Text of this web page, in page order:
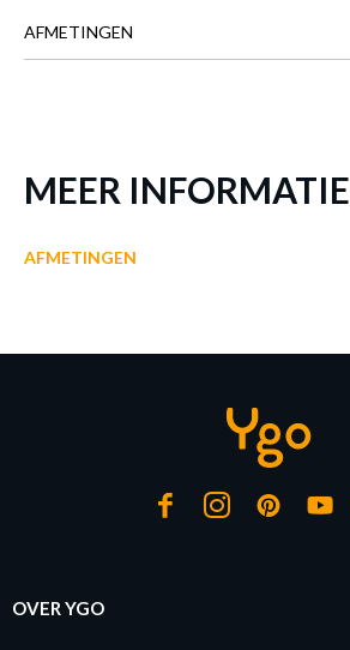
AFMETINGEN
Meer afmetingen
MEER INFORMATIE
AFMETINGEN
Tapijt IGNATI Grijs 160x230
Prijs per stuk, incl. btw en excl. verzendkosten
OVER YGO